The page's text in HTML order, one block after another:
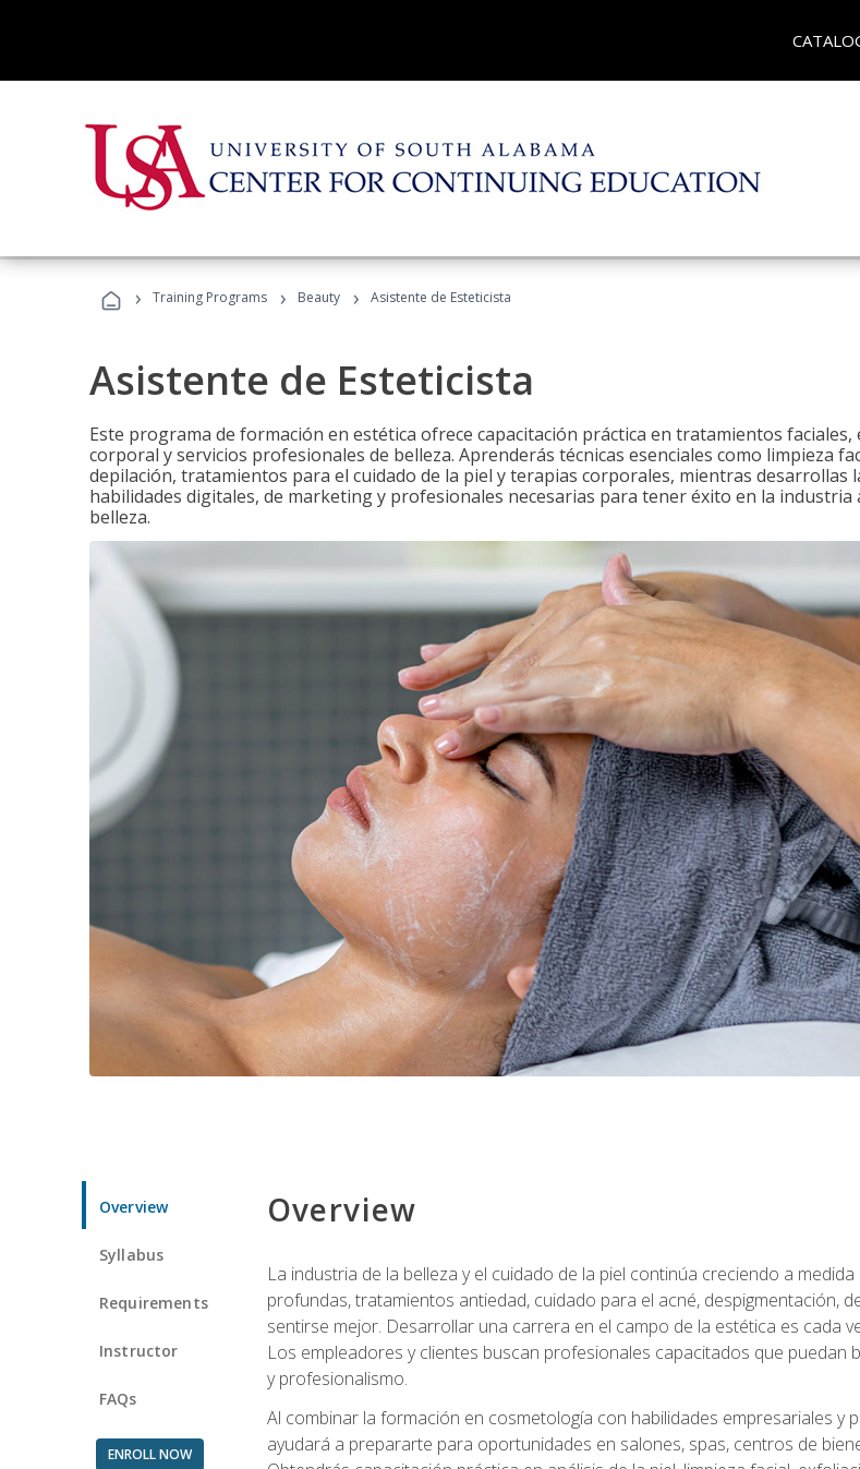
› Training Programs › Beauty › Asistente de Esteticista
Asistente de Esteticista
Este programa de formación en estética ofrece capacitación práctica en tratamientos faciales,
corporal y servicios profesionales de belleza. Aprenderás técnicas esenciales como limpieza
depilación, tratamientos para el cuidado de la piel y terapias corporales, mientras desarrollas
habilidades digitales, de marketing y profesionales necesarias para tener éxito en la industria
belleza.
Overview
Syllabus
Requirements
Instructor
FAQs
ENROLL NOW
Overview
La industria de la belleza y el cuidado de la piel continúa creciendo a
profundas, tratamientos antiedad, cuidado para el acné, despigmentación,
sentirse mejor. Desarrollar una carrera en el campo de la estética es cada
Los empleadores y clientes buscan profesionales capacitados que
y profesionalismo.
Al combinar la formación en cosmetología con habilidades empresariales
ayudará a prepararte para oportunidades en salones, spas, centros de